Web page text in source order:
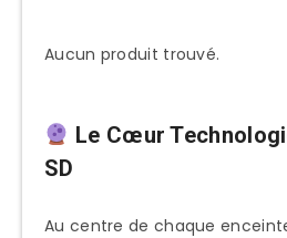
Aucun produit trouvé.
Le Cœur
SD
Au centre de chaque